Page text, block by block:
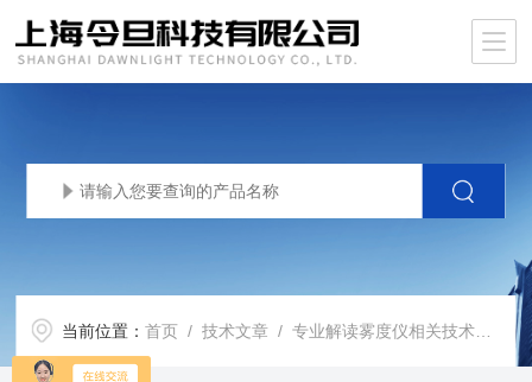
当前位置：首页 /技术文章 / 专业解读雾度仪相关技术知识